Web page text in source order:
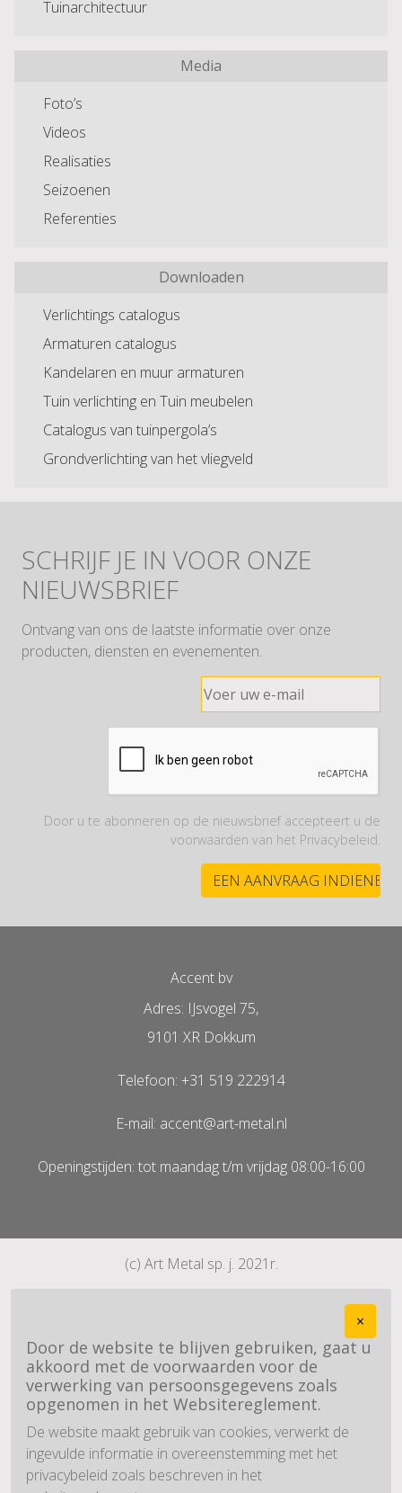
Tuinarchitectuur
Media
Foto’s
Videos
Realisaties
Seizoenen
Referenties
Downloaden
Verlichtings catalogus
Armaturen catalogus
Kandelaren en muur armaturen
Tuin verlichting en Tuin meubelen
Catalogus van tuinpergola’s
Grondverlichting van het vliegveld
SCHRIJF JE IN VOOR ONZE
NIEUWSBRIEF
Ontvang van ons de laatste informatie over onze
producten, diensten en evenementen.
Door u te abonneren op de nieuwsbrief accepteert u de
voorwaarden van het Privacybeleid.
Accent bv
Adres: IJsvogel 75,
9101 XR Dokkum
Telefoon: +31 519 222914
E-mail: accent@art-metal.nl
Openingstijden: tot maandag t/m vrijdag 08:00-16:00
(c) Art Metal sp. j. 2021r.
×
Door de website te blijven gebruiken, gaat u
akkoord met de voorwaarden voor de
verwerking van persoonsgegevens zoals
opgenomen in het Websitereglement.
De website maakt gebruik van cookies, verwerkt de
ingevulde informatie in overeenstemming met het
privacybeleid zoals beschreven in het